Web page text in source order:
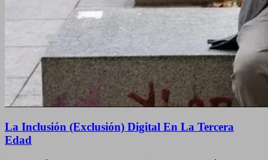
La Inclusión (Exclusión) Digital En La Tercera
Edad